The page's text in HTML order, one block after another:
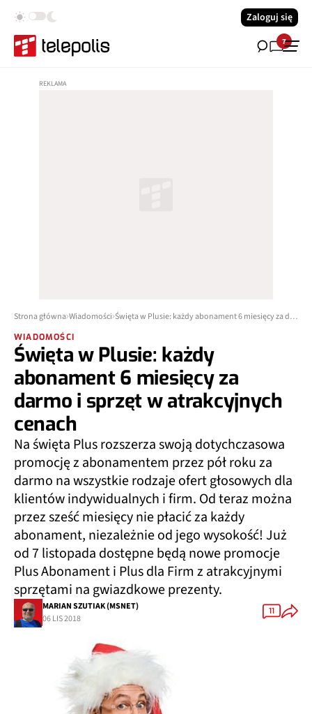
Zaloguj się
7
Strona główna Wiadomości Święta w Plusie: każdy abonament 6 miesięcy za darmo i sprzęt w atrakcyjnych cenach
WIADOMOŚCI
Święta w Plusie: każdy
abonament 6 miesięcy za
darmo i sprzęt w atrakcyjnych
cenach
Na święta Plus rozszerza swoją dotychczasowa
promocję z abonamentem przez pół roku za
darmo na wszystkie rodzaje ofert głosowych dla
klientów indywidualnych i firm. Od teraz można
przez sześć miesięcy nie płacić za każdy
abonament, niezależnie od jego wysokość! Już
od 7 listopada dostępne będą nowe promocje
Plus Abonament i Plus dla Firm z atrakcyjnymi
sprzętami na gwiazdkowe prezenty.
MARIAN SZUTIAK (MSNET)
06 LIS 2018
11